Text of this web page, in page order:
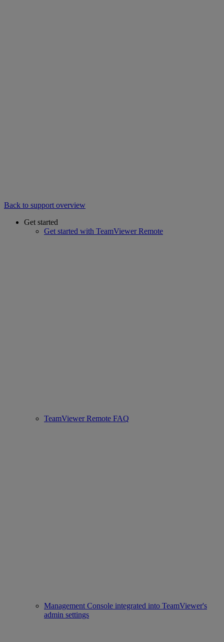
Back to support overview
Get started
Get started with TeamViewer Remote
TeamViewer Remote FAQ
Management Console integrated into TeamViewer's
admin settings